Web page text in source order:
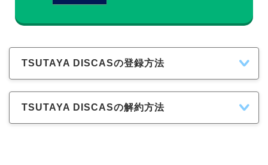
TSUTAYA DISCASの登録方法
TSUTAYA DISCASの解約方法